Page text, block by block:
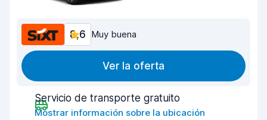
8,6 Muy buena
Ver la oferta
Servicio de transporte gratuito
Mostrar información sobre la ubicación